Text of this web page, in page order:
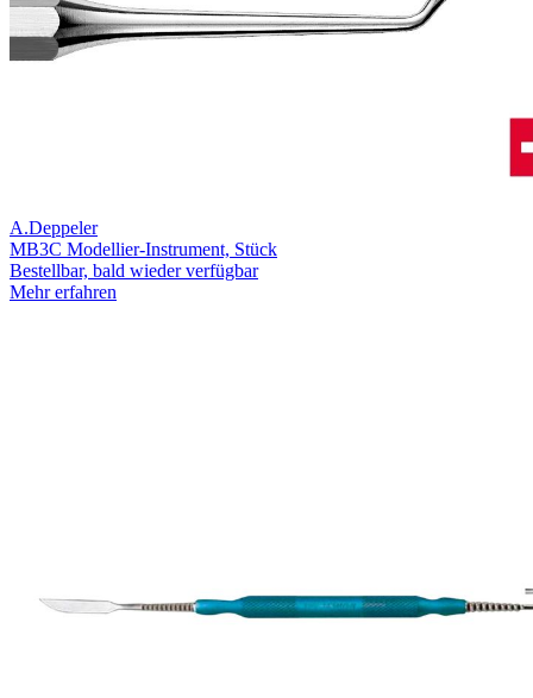
A.Deppeler
MB3C Modellier-Instrument, Stück
Bestellbar, bald wieder verfügbar
Mehr erfahren